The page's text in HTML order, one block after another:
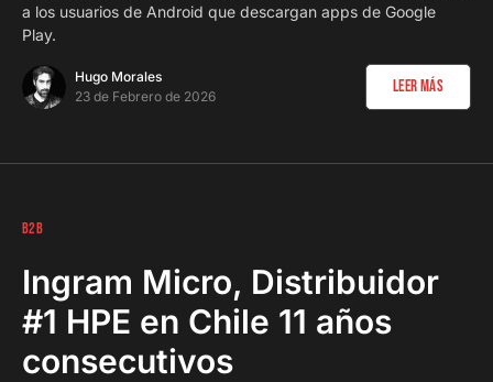
a los usuarios de Android que descargan apps de Google
Play.
Hugo Morales
23 de Febrero de 2026
Leer Más
B2B
Ingram Micro, Distribuidor
#1 HPE en Chile 11 años
consecutivos